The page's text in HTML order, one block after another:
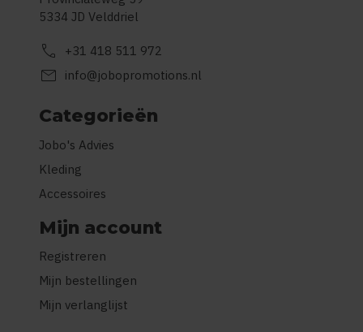
5334 JD Velddriel
call +31 418 511 972
mail info@jobopromotions.nl
Categorieën
Jobo's Advies
Kleding
Accessoires
Mijn account
Registreren
Mijn bestellingen
Mijn verlanglijst